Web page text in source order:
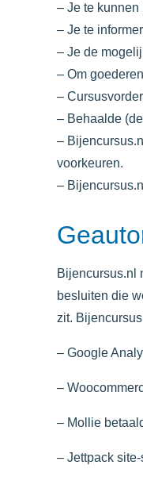
– Je te
– Je te
– Je de
– Om
–
– Behaalde
– Bijencursus.nl
voorkeuren.
– Bijencursus.nl
Bijencursus.nl
besluiten die
zit.
– Google
–
– Mollie
– Jettpack